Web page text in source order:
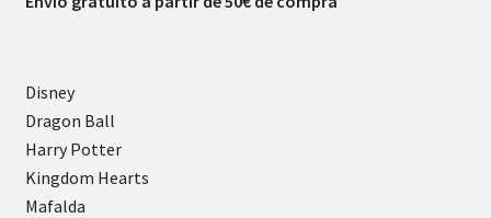
Disney
Dragon Ball
Harry Potter
Kingdom Hearts
Mafalda